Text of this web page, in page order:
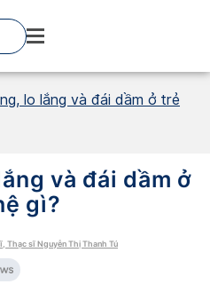
lo lắng và đái dầm ở trẻ
và đái dầm ở
gì?
Thạc sĩ Nguyễn Thị Thanh Tú